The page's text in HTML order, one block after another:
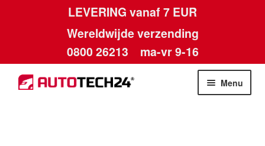
LEVERING vanaf 7 EUR
Wereldwijde verzending
0800 26213 ma-vr 9-16
Skip
to
Skip
to
Menu